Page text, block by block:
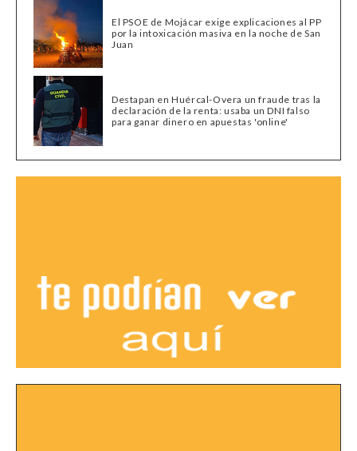
El PSOE de Mojácar exige explicaciones al PP
por la intoxicación masiva en la noche de San
Juan
Destapan en Huércal-Overa un fraude tras la
declaración de la renta: usaba un DNI falso
para ganar dinero en apuestas 'online'